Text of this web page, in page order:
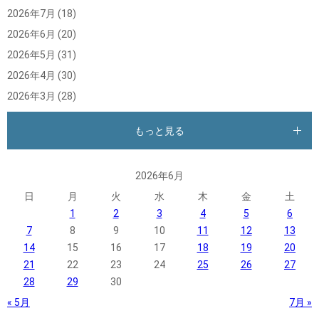
2026年7月 (18)
2026年6月 (20)
2026年5月 (31)
2026年4月 (30)
2026年3月 (28)
もっと見る
2026年6月
日
月 火 水 木 金
土
1
2 3 4 5
6
7
8 9 10 11 12
13
14
15 16 17 18 19
20
21
22 23 24 25 26
27
28
29
30
« 5月
7月 »